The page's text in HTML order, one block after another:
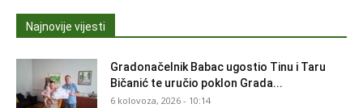
Najnovije vijesti
Gradonačelnik Babac ugostio Tinu i Taru
Bičanić te uručio poklon Grada...
6 kolovoza, 2026 - 10:14